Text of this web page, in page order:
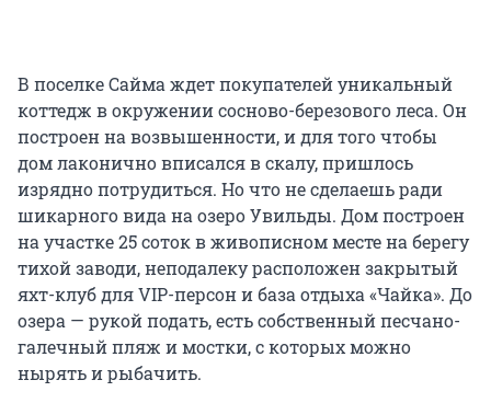
В поселке Сайма ждет покупателей уникальный
коттедж в окружении сосново-березового леса. Он
построен на возвышенности, и для того чтобы
дом лаконично вписался в скалу, пришлось
изрядно потрудиться. Но что не сделаешь ради
шикарного вида на озеро Увильды. Дом построен
на участке 25 соток в живописном месте на берегу
тихой заводи, неподалеку расположен закрытый
яхт-клуб для VIP-персон и база отдыха «Чайка». До
озера — рукой подать, есть собственный песчано-
галечный пляж и мостки, с которых можно
нырять и рыбачить.